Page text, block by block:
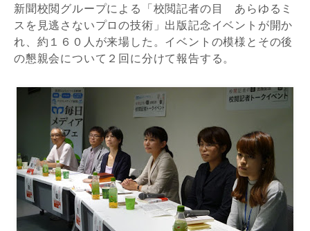
新聞校閲グループによる「校閲記者の目 あらゆるミ
スを見逃さないプロの技術」出版記念イベントが開か
れ、約１６０人が来場した。イベントの模様とその後
の懇親会について２回に分けて報告する。